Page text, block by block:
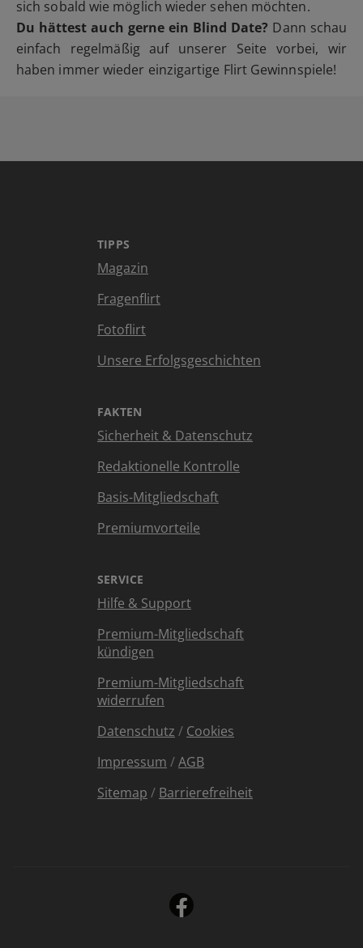
sich sobald wie möglich wieder sehen möchten.
Du hättest auch gerne ein Blind Date? Dann schau
einfach regelmäßig auf unserer Seite vorbei, wir
haben immer wieder einzigartige Flirt Gewinnspiele!
TIPPS
Magazin
Fragenflirt
Fotoflirt
Unsere Erfolgsgeschichten
FAKTEN
Sicherheit & Datenschutz
Redaktionelle Kontrolle
Basis-Mitgliedschaft
Premiumvorteile
SERVICE
Hilfe & Support
Premium-Mitgliedschaft
kündigen
Premium-Mitgliedschaft
widerrufen
Datenschutz / Cookies
Impressum /AGB
Sitemap / Barrierefreiheit